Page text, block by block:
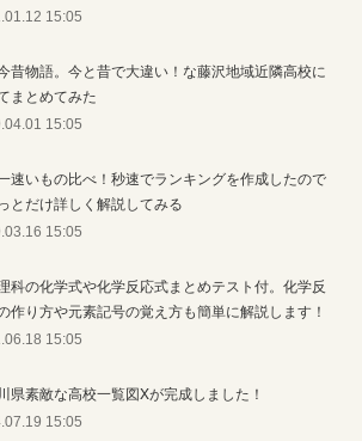
15:05
昔物語。今と昔で大違い！な藤沢地域近隣高校に
まとめてみた
15:05
速いもの比べ！秒速でランキングを作成したので
とだけ詳しく解説してみる
15:05
科の化学式や化学反応式まとめテスト付。化学反
作り方や元素記号の覚え方も簡単に解説します！
15:05
県素敵な高校一覧図Xが完成しました！
15:05